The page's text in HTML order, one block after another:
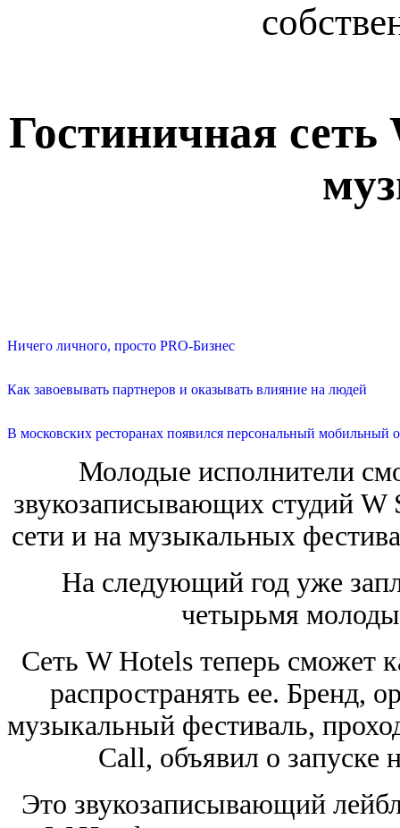
Гостиничная сеть
Ничего личного, просто PRO-Бизнес
Как завоевывать партнеров и оказывать влияние на людей
В московских ресторанах появился персональный мобильный
Молодые исполнители
звукозаписывающих студий W
сети и на музыкальных
На следующий год уже
четырьмя
Сеть W Hotels теперь сможет
распространять ее. Бренд,
музыкальный фестиваль,
Call, объявил о запуске
Это звукозаписывающий